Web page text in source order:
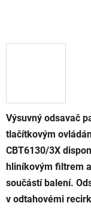
Výsuvný odsavač
tlačítkovým
CBT6130/3X
hliníkovým filtrem
součástí balení.
v odtahovémi